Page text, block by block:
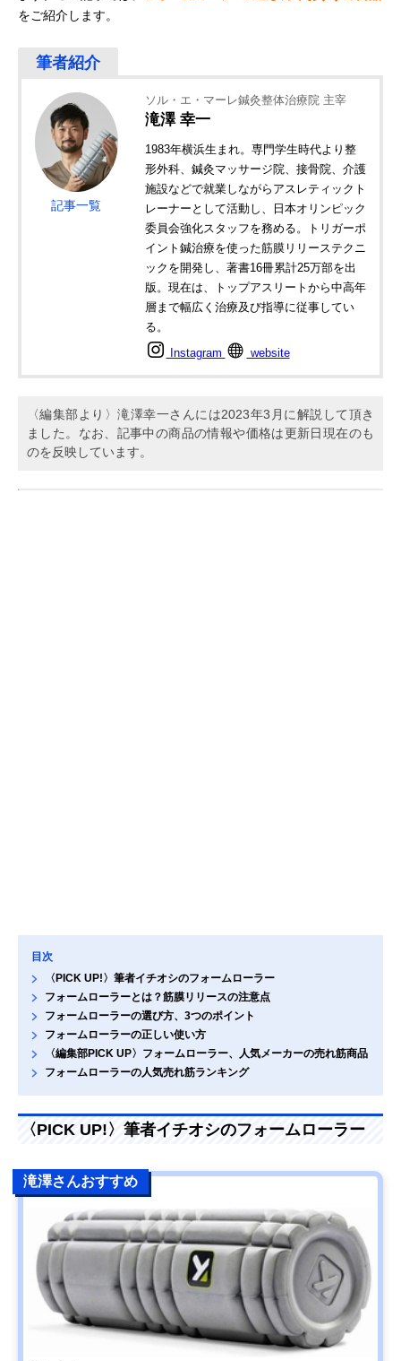
をご紹介します。
記事一覧
ソル・エ・マーレ鍼灸整体治療院 主宰
滝澤 幸一
1983年横浜生まれ。専門学生時代より整
形外科、鍼灸マッサージ院、接骨院、介護
施設などで就業しながらアスレティックト
レーナーとして活動し、日本オリンピック
委員会強化スタッフを務める。トリガーポ
イント鍼治療を使った筋膜リリーステクニ
ックを開発し、著書16冊累計25万部を出
版。現在は、トップアスリートから中高年
層まで幅広く治療及び指導に従事してい
る。
Instagram website
〈編集部より〉滝澤幸一さんには2023年3月に解説して頂き
ました。なお、記事中の商品の情報や価格は更新日現在のも
のを反映しています。
目次
〈PICK UP!〉筆者イチオシのフォームローラー
フォームローラーとは？筋膜リリースの注意点
フォームローラーの選び方、3つのポイント
フォームローラーの正しい使い方
〈編集部PICK UP〉フォームローラー、人気メーカーの売れ筋商品
フォームローラーの人気売れ筋ランキング
〈PICK UP!〉筆者イチオシのフォームローラー
滝澤さんおすすめ